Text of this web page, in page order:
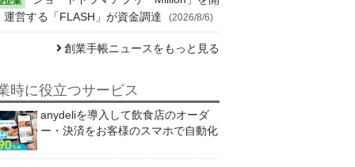
運営する「FLASH」が資金調達
(2026/8/6)
創業手帳ニュースをもっと見る
時に役立つサービス
anydeliを導入して飲食店のオーダ
ー・決済をお客様のスマホで自動化